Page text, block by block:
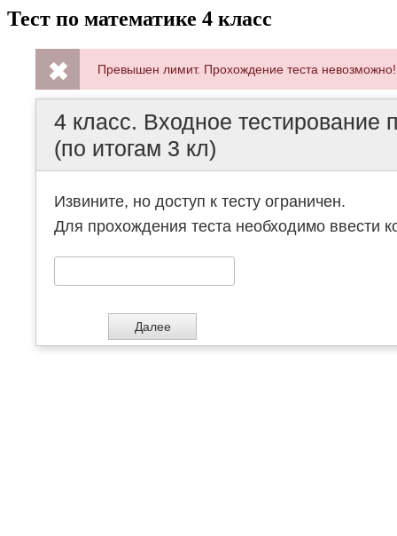
Тест по математике 4 класс